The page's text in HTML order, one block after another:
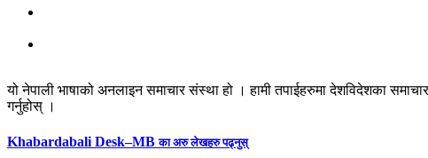
यो नेपाली भाषाको अनलाइन समाचार संस्था हो । हामी तपाईहरुमा देशविदेशका
गर्नुहोस् ।
Khabardabali Desk–MBका अरु लेखहरु पढ्नुस्